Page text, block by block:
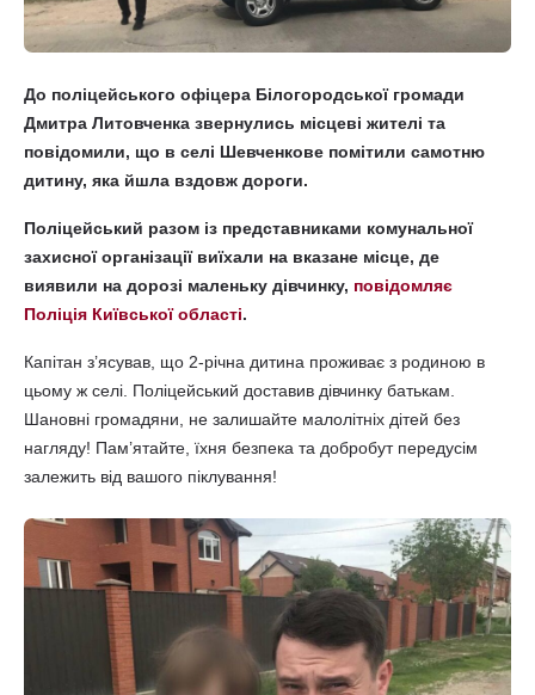
До поліцейського офіцера Білогородської громади
Дмитра Литовченка звернулись місцеві жителі та
повідомили, що в селі Шевченкове помітили самотню
дитину, яка йшла вздовж дороги.
Поліцейський разом із представниками комунальної
захисної організації виїхали на вказане місце, де
виявили на дорозі маленьку дівчинку, повідомляє
Поліція Київської області.
Капітан з’ясував, що 2-річна дитина проживає з родиною в
цьому ж селі. Поліцейський доставив дівчинку батькам.
Шановні громадяни, не залишайте малолітніх дітей без
нагляду! Пам’ятайте, їхня безпека та добробут передусім
залежить від вашого піклування!